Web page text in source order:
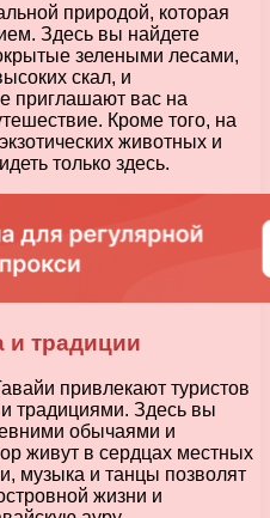
природой, которая
Здесь вы найдете
зелеными лесами,
скал, и
приглашают вас на
Кроме того, на
животных и
только здесь.
и традиции
привлекают туристов
и традициями. Здесь вы
обычаями и
живут в сердцах местных
музыка и танцы позволят
жизни и